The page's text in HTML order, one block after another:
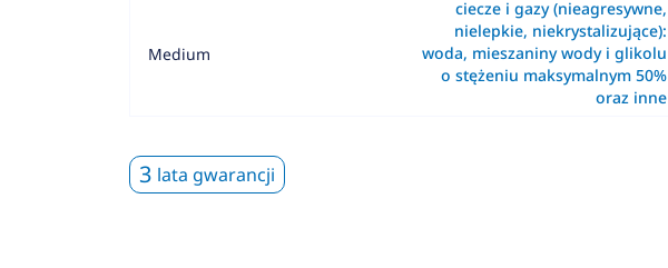
Medium
ciecze i gazy (nieagresywne,
nielepkie, niekrystalizujące):
woda, mieszaniny wody i glikolu
o stężeniu maksymalnym 50%
oraz inne
3 lata gwarancji